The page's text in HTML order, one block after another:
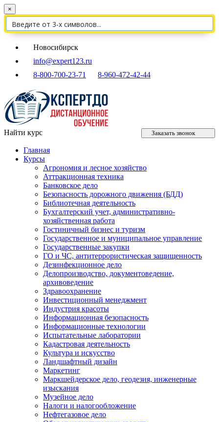
×
Новосибирск
info@expert123.ru
8-800-700-23-71
8-960-472-42-44
Найти курс Заказать звонок
Главная
Курсы
Агрономия и лесное хозяйство
Аттракционная техника
Банковское дело
Безопасность дорожного движения (БДД)
Библиотечная деятельность
Бухгалтерский учет, административно-
хозяйственная работа
Гостиничный бизнес и туризм
Государственное и муниципальное управление
Государственные закупки
ГО и ЧС, антитеррористическая защищенность
Дезинфекционное дело
Делопроизводство, документоведение,
архивоведение
Здравоохранение
Инвестиционный менеджмент
Индустрия красоты
Информационная безопасность
Информационные технологии
Испытательные лаборатории
Кадастровая деятельность
Культура и искусство
Ландшафтный дизайн
Маркетинг
Маркшейдерское дело, геодезия, инженерные
изыскания
Музейное дело
Налоги и налогообложение
Нефтегазовое дело